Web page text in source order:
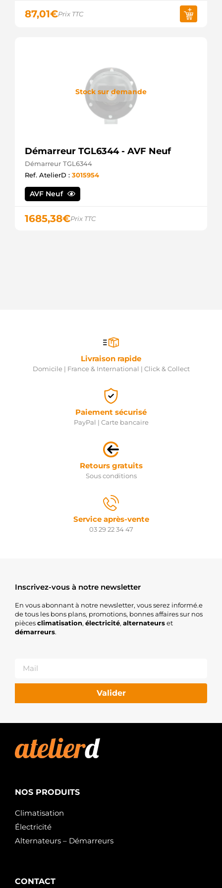
87,01€Prix TTC
Stock sur demande
Démarreur TGL6344 - AVF Neuf
Démarreur TGL6344
Ref. AtelierD : 3015954
AVF Neuf
1685,38€Prix TTC
Livraison rapide
Domicile | France & International | Click & Collect
Paiement sécurisé
PayPal | Carte bancaire
Retours gratuits
Sous conditions
Service après-vente
03 29 22 34 47
Inscrivez-vous à notre newsletter
En vous abonnant à notre newsletter, vous serez informé.e
de tous les bons plans, promotions, bonnes affaires sur nos
piècesclimatisation, électricité, alternateurset
démarreurs.
Valider
NOS PRODUITS
Climatisation
Électricité
Alternateurs – Démarreurs
CONTACT